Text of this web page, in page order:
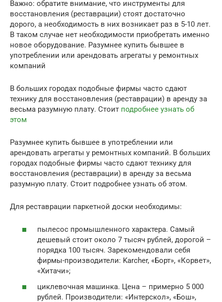
Важно: обратите внимание, что инструменты для
восстановления (реставрации) стоят достаточно
дорого, а необходимость в них возникает раз в 5-10 лет.
В таком случае нет необходимости приобретать именно
новое оборудование. Разумнее купить бывшее в
употреблении или арендовать агрегаты у ремонтных
компаний
В больших городах подобные фирмы часто сдают
технику для восстановления (реставрации) в аренду за
весьма разумную плату. Стоит подробнее узнать об
этом
Разумнее купить бывшее в употреблении или
арендовать агрегаты у ремонтных компаний. В больших
городах подобные фирмы часто сдают технику для
восстановления (реставрации) в аренду за весьма
разумную плату. Стоит подробнее узнать об этом.
Для реставрации паркетной доски необходимы:
пылесос промышленного характера. Самый
дешевый стоит около 7 тысяч рублей, дорогой –
порядка 100 тысяч. Зарекомендовали себя
фирмы-производители: Karcher, «Борт», «Корвет»,
«Хитачи»;
циклевочная машинка. Цена – примерно 5 000
рублей. Производители: «Интерскол», «Бош»,